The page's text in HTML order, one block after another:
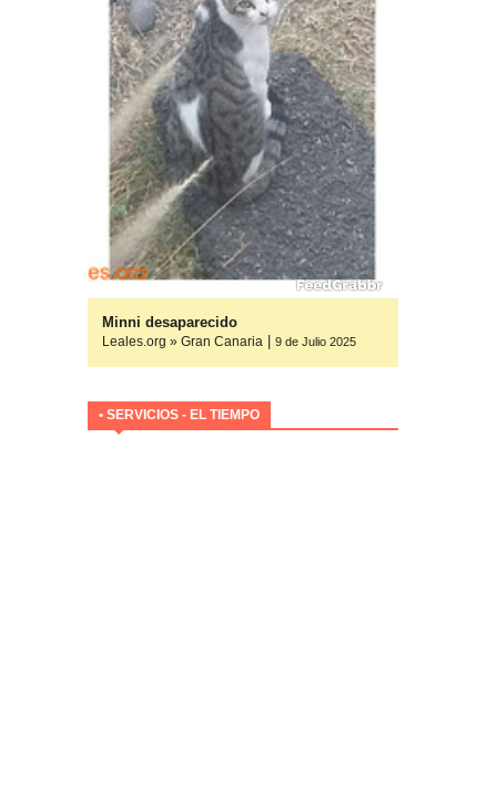
Minni desaparecido
Leales.org » Gran Canaria 9 de Julio 2025
• SERVICIOS - EL TIEMPO